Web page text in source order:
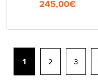
245,00€
1 2 3